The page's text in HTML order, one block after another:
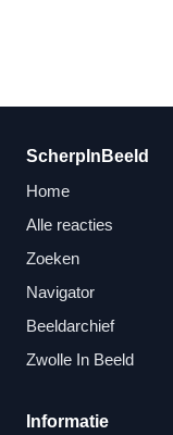
ScherpInBeeld
Home
Alle reacties
Zoeken
Navigator
Beeldarchief
Zwolle In Beeld
Informatie